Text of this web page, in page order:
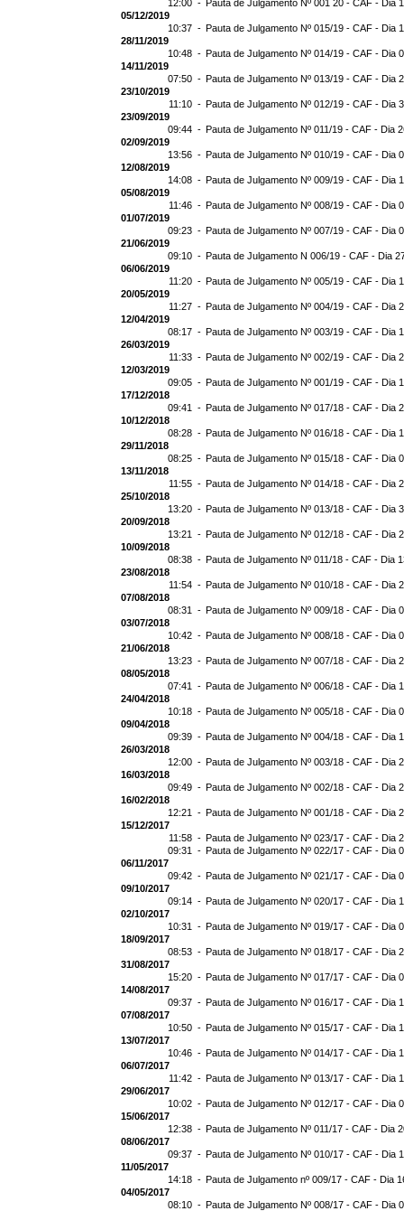
12:00 - Pauta de Julgamento Nº 001 20 - CAF - Dia
05/12/2019
10:37 - Pauta de Julgamento Nº 015/19 - CAF - Dia
28/11/2019
10:48 - Pauta de Julgamento Nº 014/19 - CAF - Dia
14/11/2019
07:50 - Pauta de Julgamento Nº 013/19 - CAF - Dia
23/10/2019
11:10 - Pauta de Julgamento Nº 012/19 - CAF - Dia
23/09/2019
09:44 - Pauta de Julgamento Nº 011/19 - CAF - Dia
02/09/2019
13:56 - Pauta de Julgamento Nº 010/19 - CAF - Dia
12/08/2019
14:08 - Pauta de Julgamento Nº 009/19 - CAF - Dia
05/08/2019
11:46 - Pauta de Julgamento Nº 008/19 - CAF - Dia
01/07/2019
09:23 - Pauta de Julgamento Nº 007/19 - CAF - Dia
21/06/2019
09:10 - Pauta de Julgamento N 006/19 - CAF - Dia
06/06/2019
11:20 - Pauta de Julgamento Nº 005/19 - CAF - Dia
20/05/2019
11:27 - Pauta de Julgamento Nº 004/19 - CAF - Dia
12/04/2019
08:17 - Pauta de Julgamento Nº 003/19 - CAF - Dia
26/03/2019
11:33 - Pauta de Julgamento Nº 002/19 - CAF - Dia
12/03/2019
09:05 - Pauta de Julgamento Nº 001/19 - CAF - Dia
17/12/2018
09:41 - Pauta de Julgamento Nº 017/18 - CAF - Dia
10/12/2018
08:28 - Pauta de Julgamento Nº 016/18 - CAF - Dia
29/11/2018
08:25 - Pauta de Julgamento Nº 015/18 - CAF - Dia
13/11/2018
11:55 - Pauta de Julgamento Nº 014/18 - CAF - Dia
25/10/2018
13:20 - Pauta de Julgamento Nº 013/18 - CAF - Dia
20/09/2018
13:21 - Pauta de Julgamento Nº 012/18 - CAF - Dia
10/09/2018
08:38 - Pauta de Julgamento Nº 011/18 - CAF - Dia
23/08/2018
11:54 - Pauta de Julgamento Nº 010/18 - CAF - Dia
07/08/2018
08:31 - Pauta de Julgamento Nº 009/18 - CAF - Dia
03/07/2018
10:42 - Pauta de Julgamento Nº 008/18 - CAF - Dia
21/06/2018
13:23 - Pauta de Julgamento Nº 007/18 - CAF - Dia
08/05/2018
07:41 - Pauta de Julgamento Nº 006/18 - CAF - Dia
24/04/2018
10:18 - Pauta de Julgamento Nº 005/18 - CAF - Dia
09/04/2018
09:39 - Pauta de Julgamento Nº 004/18 - CAF - Dia
26/03/2018
12:00 - Pauta de Julgamento Nº 003/18 - CAF - Dia
16/03/2018
09:49 - Pauta de Julgamento Nº 002/18 - CAF - Dia
16/02/2018
12:21 - Pauta de Julgamento Nº 001/18 - CAF - Dia
15/12/2017
11:58 - Pauta de Julgamento Nº 023/17 - CAF - Dia
09:31 - Pauta de Julgamento Nº 022/17 - CAF - Dia
06/11/2017
09:42 - Pauta de Julgamento Nº 021/17 - CAF - Dia
09/10/2017
09:14 - Pauta de Julgamento Nº 020/17 - CAF - Dia
02/10/2017
10:31 - Pauta de Julgamento Nº 019/17 - CAF - Dia
18/09/2017
08:53 - Pauta de Julgamento Nº 018/17 - CAF - Dia
31/08/2017
15:20 - Pauta de Julgamento Nº 017/17 - CAF - Dia
14/08/2017
09:37 - Pauta de Julgamento Nº 016/17 - CAF - Dia
07/08/2017
10:50 - Pauta de Julgamento Nº 015/17 - CAF - Dia
13/07/2017
10:46 - Pauta de Julgamento Nº 014/17 - CAF - Dia
06/07/2017
11:42 - Pauta de Julgamento Nº 013/17 - CAF - Dia
29/06/2017
10:02 - Pauta de Julgamento Nº 012/17 - CAF - Dia
15/06/2017
12:38 - Pauta de Julgamento Nº 011/17 - CAF - Dia
08/06/2017
09:37 - Pauta de Julgamento Nº 010/17 - CAF - Dia
11/05/2017
14:18 - Pauta de Julgamento nº 009/17 - CAF - Dia
04/05/2017
08:10 - Pauta de Julgamento Nº 008/17 - CAF - Dia